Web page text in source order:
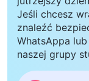
Jeśli chcesz
znaleźć
WhatsAppa
naszej grupy